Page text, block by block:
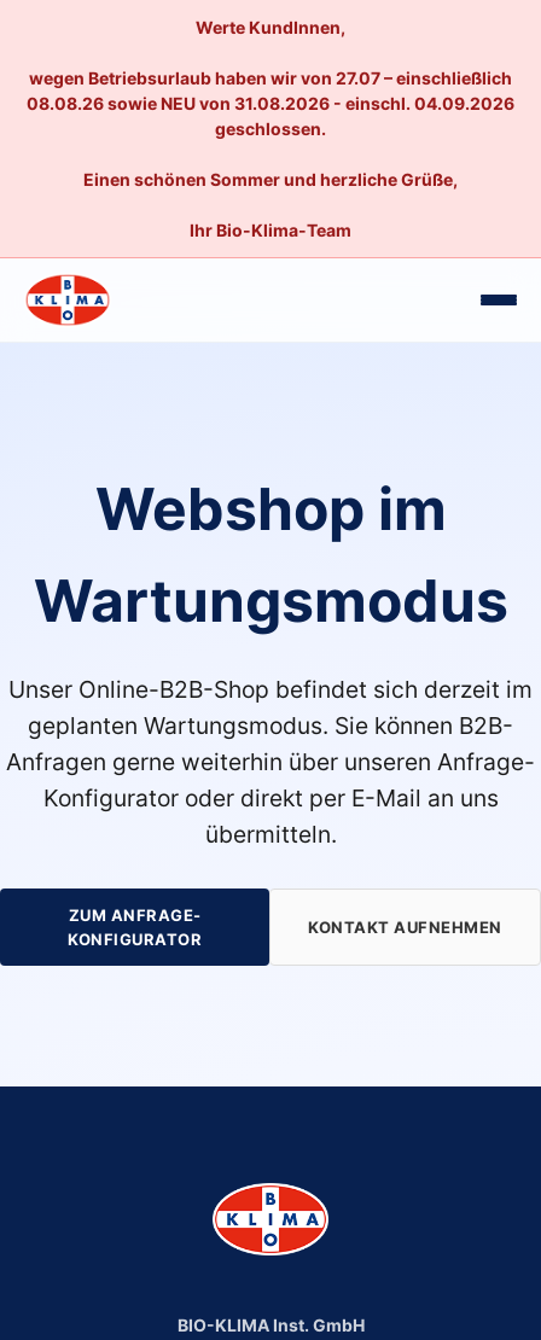
Werte KundInnen,
wegen Betriebsurlaub haben wir von 27.07 – einschließlich
08.08.26 sowie NEU von 31.08.2026 - einschl. 04.09.2026
geschlossen.
Einen schönen Sommer und herzliche Grüße,
Ihr Bio-Klima-Team
Webshop im
Wartungsmodus
Unser Online-B2B-Shop befindet sich derzeit im
geplanten Wartungsmodus. Sie können B2B-
Anfragen gerne weiterhin über unseren Anfrage-
Konfigurator oder direkt per E-Mail an uns
übermitteln.
ZUM ANFRAGE-
KONFIGURATOR
KONTAKT AUFNEHMEN
BIO-KLIMA Inst. GmbH